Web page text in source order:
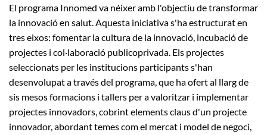
El programa Innomed va néixer amb l'objectiu de transformar
la innovació en salut. Aquesta iniciativa s'ha estructurat en
tres eixos: fomentar la cultura de la innovació, incubació de
projectes i col·laboració publicoprivada. Els projectes
seleccionats per les institucions participants s'han
desenvolupat a través del programa, que ha ofert al llarg de
sis mesos formacions i tallers per a valoritzar i implementar
projectes innovadors, cobrint elements claus d'un projecte
innovador, abordant temes com el mercat i model de negoci,